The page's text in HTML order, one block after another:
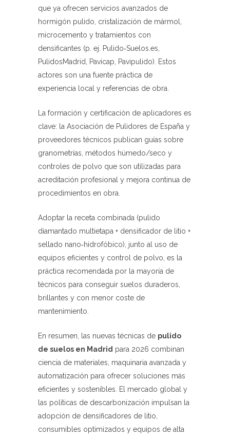
que ya ofrecen servicios avanzados de
hormigón pulido, cristalización de mármol,
microcemento y tratamientos con
densificantes (p. ej. Pulido‑Suelos.es,
PulidosMadrid, Pavicap, Pavipulido). Estos
actores son una fuente práctica de
experiencia local y referencias de obra.
La formación y certificación de aplicadores es
clave: la Asociación de Pulidores de España y
proveedores técnicos publican guías sobre
granometrías, métodos húmedo/seco y
controles de polvo que son utilizadas para
acreditación profesional y mejora continua de
procedimientos en obra.
Adoptar la receta combinada (pulido
diamantado multietapa + densificador de litio +
sellado nano‑hidrofóbico), junto al uso de
equipos eficientes y control de polvo, es la
práctica recomendada por la mayoría de
técnicos para conseguir suelos duraderos,
brillantes y con menor coste de
mantenimiento.
En resumen, las nuevas técnicas de pulido
de suelos en Madrid para 2026 combinan
ciencia de materiales, maquinaria avanzada y
automatización para ofrecer soluciones más
eficientes y sostenibles. El mercado global y
las políticas de descarbonización impulsan la
adopción de densificadores de litio,
consumibles optimizados y equipos de alta